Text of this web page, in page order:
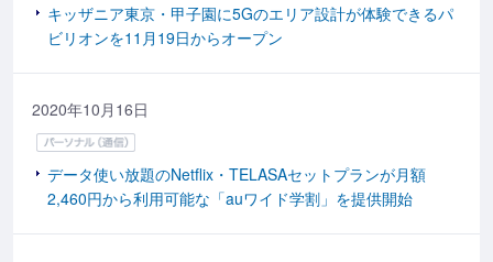
キッザニア東京・甲子園に5Gのエリア設計が体験できるパ
ビリオンを11月19日からオープン
2020年10月16日
データ使い放題のNetflix・TELASAセットプランが月額
2,460円から利用可能な「auワイド学割」を提供開始